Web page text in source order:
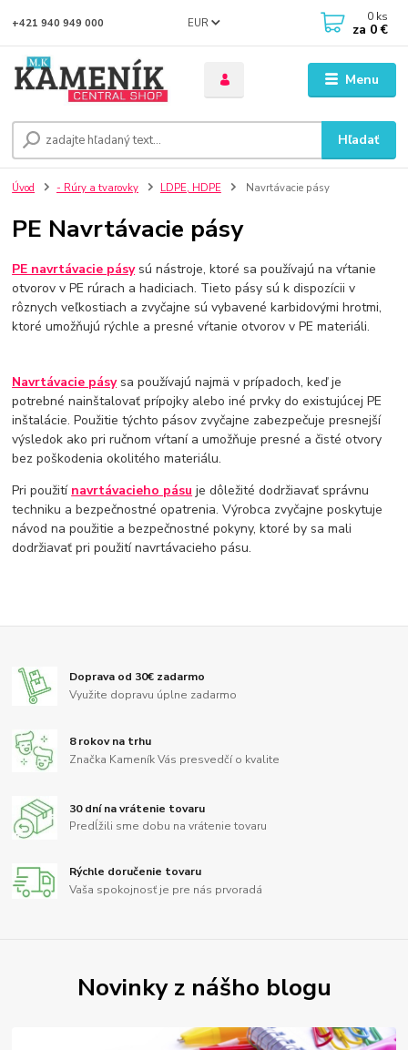
Menu
EUR
Hľadať
+421 940 949 000 0 ks
za 0 €
Úvod - Rúry a tvarovky LDPE, HDPE Navrtávacie pásy
PE Navrtávacie pásy
PE navrtávacie pásysú nástroje, ktoré sa používajú na vŕtanie
otvorov v PE rúrach a hadiciach. Tieto pásy sú k dispozícii v
rôznych veľkostiach a zvyčajne sú vybavené karbidovými hrotmi,
ktoré umožňujú rýchle a presné vŕtanie otvorov v PE materiáli.
Navrtávacie pásysa používajú najmä v prípadoch, keď je
potrebné nainštalovať prípojky alebo iné prvky do existujúcej PE
inštalácie. Použitie týchto pásov zvyčajne zabezpečuje presnejší
výsledok ako pri ručnom vŕtaní a umožňuje presné a čisté otvory
bez poškodenia okolitého materiálu.
Pri použití navrtávacieho pásu je dôležité dodržiavať správnu
techniku a bezpečnostné opatrenia. Výrobca zvyčajne poskytuje
návod na použitie a bezpečnostné pokyny, ktoré by sa mali
dodržiavať pri použití navrtávacieho pásu.
Doprava od 30€ zadarmo
Využite dopravu úplne zadarmo
8 rokov na trhu
Značka Kameník Vás presvedčí o kvalite
30 dní na vrátenie tovaru
Predĺžili sme dobu na vrátenie tovaru
Rýchle doručenie tovaru
Vaša spokojnosť je pre nás prvoradá
Novinky z nášho blogu